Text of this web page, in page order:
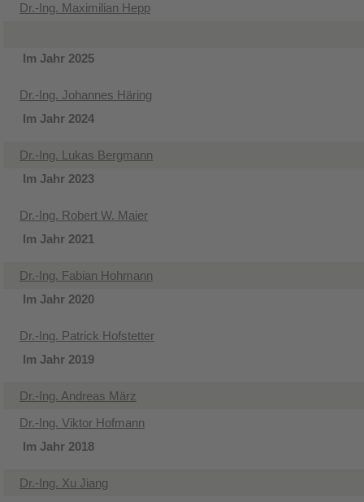
Dr.-Ing. Maximilian Hepp
Im Jahr 2025
Dr.-Ing. Johannes Häring
Im Jahr 2024
Dr.-Ing. Lukas Bergmann
Im Jahr 2023
Dr.-Ing. Robert W. Maier
Im Jahr 2021
Dr.-Ing. Fabian Hohmann
Im Jahr 2020
Dr.-Ing. Patrick Hofstetter
Im Jahr 2019
Dr.-Ing. Andreas März
Dr.-Ing. Viktor Hofmann
Im Jahr 2018
Dr.-Ing. Xu Jiang